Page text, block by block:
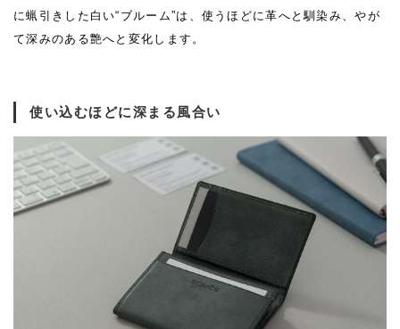
に蝋引きした白い“ブルーム”は、使うほどに革へと馴染み、やが
て深みのある艶へと変化します。
使い込むほどに深まる風合い